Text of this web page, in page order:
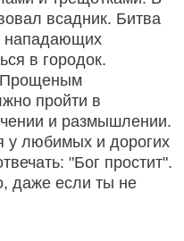
всадник. Битва
нападающих
в городок.
Прощеным
пройти в
и размышлении.
у любимых и дорогих
"Бог простит".
даже если ты не